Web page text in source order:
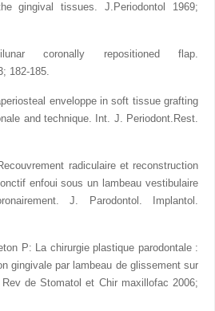
gingival tissues. J.Periodontol 1969;
coronally repositioned flap.
182-185.
enveloppe in soft tissue grafting
and technique. Int. J. Periodont.Rest.
radiculaire et reconstruction
enfoui sous un lambeau vestibulaire
J. Parodontol. Implantol.
P: La chirurgie plastique parodontale :
gingivale par lambeau de glissement sur
de Stomatol et Chir maxillofac 2006;